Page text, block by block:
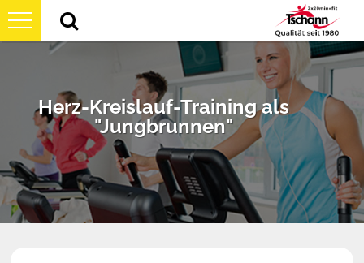
TRAINING & WELLNESS
Digitales Training
Abnehmen und Ernährung
Rücken und Gelenke
Philosophie
Öffnungszeiten & mehr
Fitness @ Home
KURSPLAN
Kursplan Feldkirch
Kursplan Hohenems
STANDORTE
KUNDENPORTAL
Adressinfos werden
Herz-Kreislauf-Training als
"Jungbrunnen"